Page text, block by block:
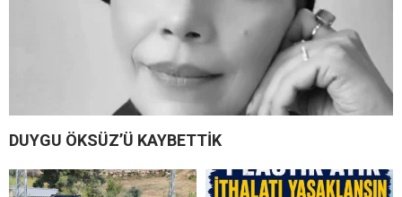
DUYGU ÖKSÜZ’Ü KAYBETTİK